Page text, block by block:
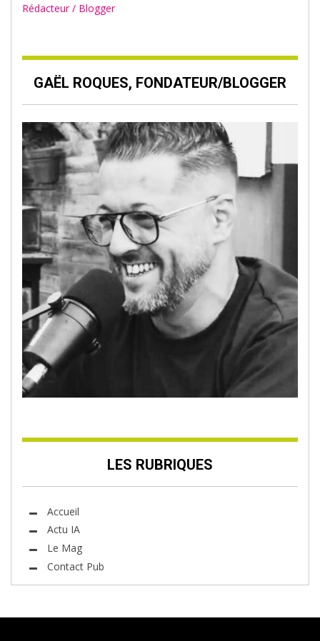
Rédacteur / Blogger
GAËL ROQUES, FONDATEUR/BLOGGER
LES RUBRIQUES
Accueil
Actu IA
Le Mag
Contact Pub